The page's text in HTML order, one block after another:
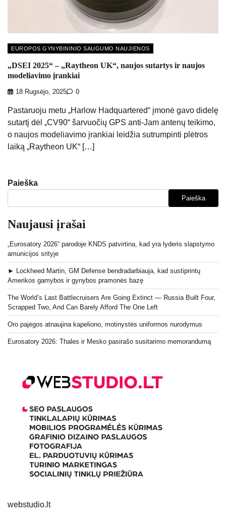
EUROPOS GYNYBININIO SAUGUMO NAUJIENOS
„DSEI 2025“ – „Raytheon UK“, naujos sutartys ir naujos
modeliavimo įrankiai
18 Rugsėjo, 2025 0
Pastaruoju metu „Harlow Hadquartered“ įmonė gavo didelę
sutartį dėl „CV90“ šarvuočių GPS anti-Jam antenų teikimo,
o naujos modeliavimo įrankiai leidžia sutrumpinti plėtros
laiką „Raytheon UK“ […]
Paieška
Paieška
Naujausi įrašai
„Eurosatory 2026“ parodoje KNDS patvirtina, kad yra lyderis slapstymo
amunicijos srityje
► Lockheed Martin, GM Defense bendradarbiauja, kad sustiprintų
Amerikos gamybos ir gynybos pramonės bazę
The World’s Last Battlecruisers Are Going Extinct — Russia Built Four,
Scrapped Two, And Can Barely Afford The One Left
Oro pajėgos atnaujina kapeliono, motinystės uniformos nurodymus
Eurosatory 2026: Thales ir Mesko pasirašo susitarimo memorandumą
webstudio.lt